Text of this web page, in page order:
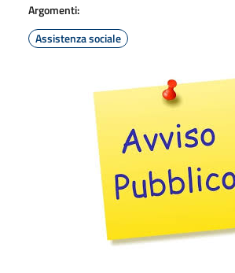
Argomenti:
Assistenza sociale